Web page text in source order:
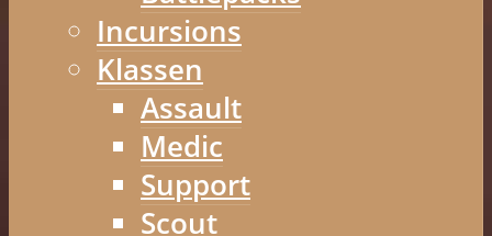
Incursions
Klassen
Assault
Medic
Support
Scout